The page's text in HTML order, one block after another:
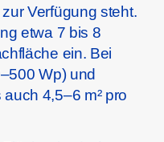
Verfügung steht.
etwa 7 bis 8
ein. Bei
Wp) und
4,5–6 m² pro